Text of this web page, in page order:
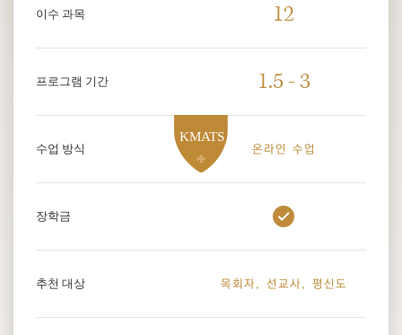
이수 과목 12
프로그램 기간 1.5 - 3
수업 방식 온라인 수업
장학금
추천 대상 목회자, 선교사, 평신도